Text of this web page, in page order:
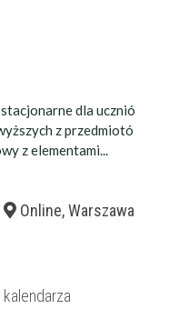
dla ucznió
z przedmiotó
z elementami...
Online, Warszawa